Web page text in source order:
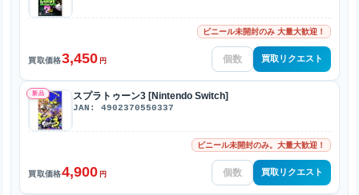
ビニール未開封のみ 大量大歓迎！
買取価格3,450 円 買取リクエスト
新品 スプラトゥーン3 [Nintendo Switch]
JAN: 4902370550337
ビニール未開封のみ。大量大歓迎！
買取価格4,900 円 買取リクエスト